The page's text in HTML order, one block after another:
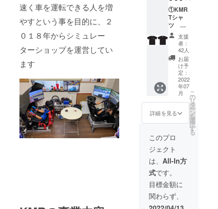
速く車を運転できる人を増
やすという事を目的に、２
０１８年からシミュレー
ターショップを運営してい
ます
貼り付
け予定
です。
※表示し
たいお
名前の
内容
（他の
人が不
快に思
う内
容、表
示する
お持ち
でない
等）に
よって
は、表
示内容
頂く場
合があ
りま
す。 備
舗前に
駐車場
がござ
います
ので、
お車で
ご来店
可能で
す。 チ
ケット
の有効
期間
は、２
０２２
（開店
０２３
年３月
までと
させて
いただ
きま
す。
お選び
くださ
い。 ７
月ごろ
のお渡
しを予
定して
いま
す。 送
料込み
での価
格とな
りま
す。
①KMR
Tシャ
ツ
②KMR
シミュ
レー
ター１
時間利
用＋走
行デー
タ解析&
印刷
③グラ
ンツー
リス
レイ用
筐体本
体もし
くはそ
の周辺
に設置
したプ
レート
等に、
企業様
支援
者：
42人
お届
け予
定：
2022
年07
月
詳細を見る
こ
の
リ
タ
ー
ン
を
選
択
す
る
このプロ
ジェクト
は、 All-In方
式です。
目標金額に
関わらず、